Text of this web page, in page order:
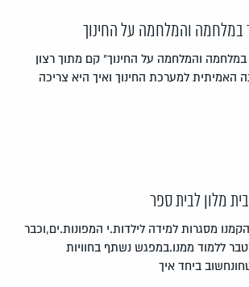
במלחמה והמלחמה על החינוך
במלחמה והמלחמה על החינוך" קם מתוך רצון
האמיתית למערכת החינוך ואיך היא צריכה
מלון לבית ספר
מסגרות למידה לילדות.י המפונות.ים,וכבר
ללמוד ממנו.במפגש נשתף בחוויות
ביחד איך